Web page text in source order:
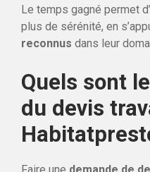
Le temps gagné permet
plus de sérénité, en
reconnus dans leur
Quels sont
du devis